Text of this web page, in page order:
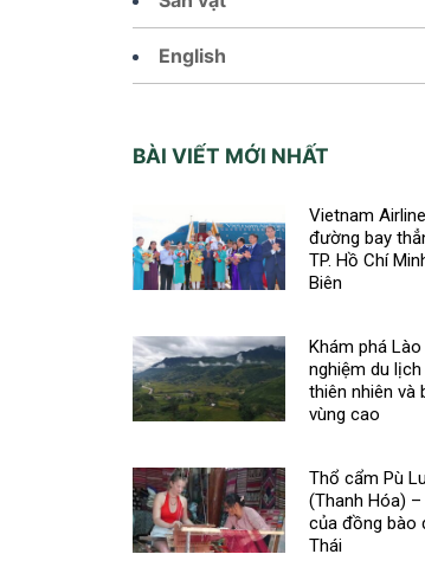
English
BÀI VIẾT MỚI NHẤT
Vietnam
đường bay
TP. Hồ Chí
Biên
Khám phá
nghiệm du
thiên nhiên và
vùng cao
Thổ cẩm Pù
(Thanh Hóa)
của đồng bào
Thái